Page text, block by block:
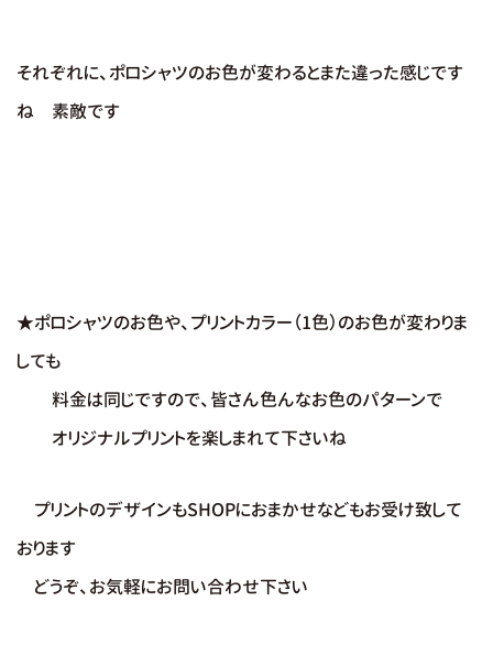
それぞれに、ポロシャツのお色が変わるとまた違った感じです
ね 素敵です
★ポロシャツのお色や、プリントカラー（1色）のお色が変わりま
しても
料金は同じですので、皆さん色んなお色のパターンで
オリジナルプリントを楽しまれて下さいね
プリントのデザインもSHOPにおまかせなどもお受け致して
おります
どうぞ、お気軽にお問い合わせ下さい